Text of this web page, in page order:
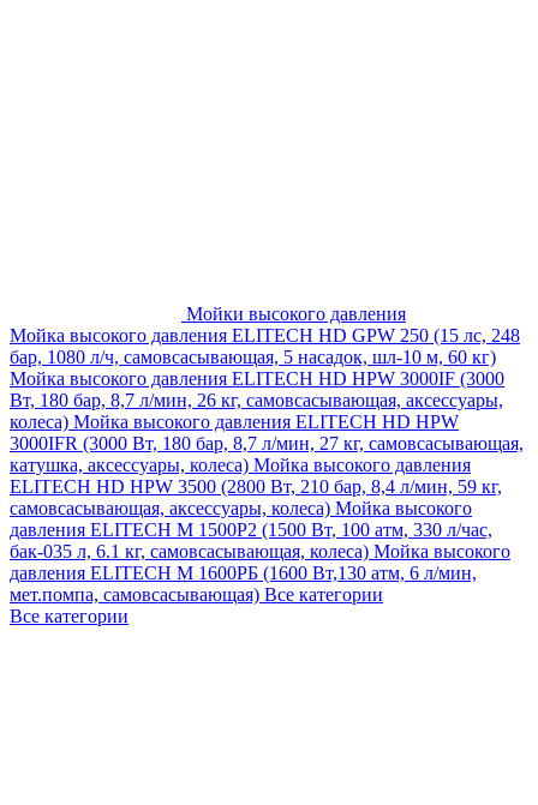
Мойки высокого давления
Мойка высокого давления ELITECH HD GPW 250 (15 лс, 248
бар, 1080 л/ч, самовсасывающая, 5 насадок, шл-10 м, 60 кг)
Мойка высокого давления ELITECH HD HPW 3000IF (3000
Вт, 180 бар, 8,7 л/мин, 26 кг, самовсасывающая, аксессуары,
колеса) Мойка высокого давления ELITECH HD HPW
3000IFR (3000 Вт, 180 бар, 8,7 л/мин, 27 кг, самовсасывающая,
катушка, аксессуары, колеса) Мойка высокого давления
ELITECH HD HPW 3500 (2800 Вт, 210 бар, 8,4 л/мин, 59 кг,
самовсасывающая, аксессуары, колеса) Мойка высокого
давления ELITECH M 1500P2 (1500 Вт, 100 атм, 330 л/час,
бак-035 л, 6.1 кг, самовсасывающая, колеса) Мойка высокого
давления ELITECH М 1600РБ (1600 Вт,130 атм, 6 л/мин,
мет.помпа, самовсасывающая) Все категории
Все категории